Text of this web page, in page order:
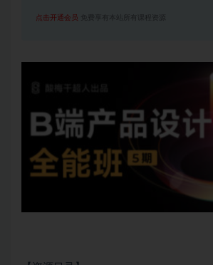
点击开通会员 免费享有本站所有课程资源